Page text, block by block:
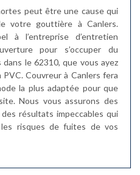
peut être une cause qui
votre gouttière à Canlers.
à l’entreprise d’entretien
pour s’occuper du
le 62310, que vous ayez
Couvreur à Canlers fera
la plus adaptée pour que
Nous vous assurons des
résultats impeccables qui
risques de fuites de vos